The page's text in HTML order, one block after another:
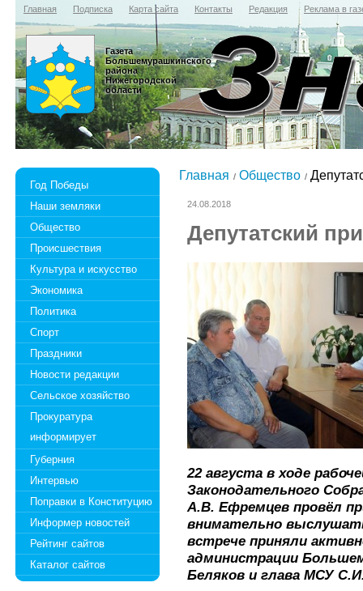
Главная Подписка Карта сайта Контакты Редакция Реклама в
Газета
Большемурашкинского
района
Нижегородской
области
Год Победы
Наши земляки
Общество
Происшествия
Культура и искусство
Экономика
Политика
Спорт
Праздники
Новости редакции
Сельское хозяйство
Прокуратура
информирует
Губерния
Интервью
Поправки в Конституцию
Информер новостей
Рейтинг сайтов
Каталог сайтов
Главная Общество
24.08.2018
Депутатский
22 августа в ходе
Законодательного
А.В. Ефремцев провёл
внимательно
встрече приняли
администрации
Беляков и глава МСУ